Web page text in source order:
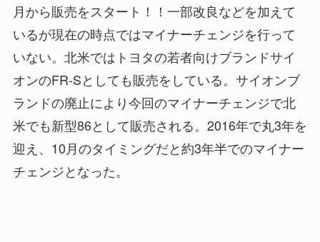
月から販売をスタート！！一部改良などを加えて
いるが現在の時点ではマイナーチェンジを行って
いない。北米ではトヨタの若者向けブランドサイ
オンのFR-Sとしても販売をしている。サイオンブ
ランドの廃止により今回のマイナーチェンジで北
米でも新型86として販売される。2016年で丸3年を
迎え、10月のタイミングだと約3年半でのマイナー
チェンジとなった。